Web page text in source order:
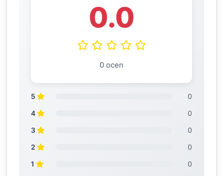
0.0
0 ocen
5
0
4
0
3
0
2
0
1
0